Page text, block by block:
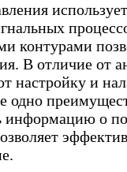
контурами
В отличие от
настройку и
одно
информацию о